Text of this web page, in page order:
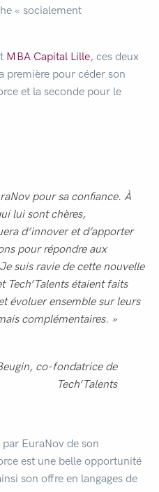
« socialement
MBA Capital Lille, ces deux
première pour céder son
et la seconde pour le
pour sa confiance. À
lui sont chères,
d’innover et d’apporter
pour répondre aux
suis ravie de cette nouvelle
Tech’Talents étaient faits
évoluer ensemble sur leurs
complémentaires. »
co-fondatrice de
Tech’Talents
par EuraNov de son
est une belle opportunité
son offre en langages de